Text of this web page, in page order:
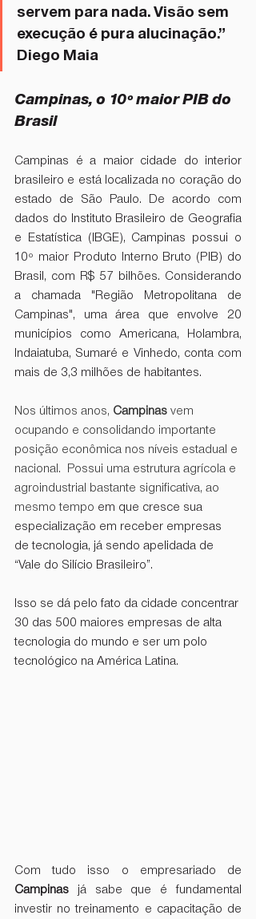
servem para nada. Visão sem
execução é pura alucinação.”
Diego Maia
Campinas, o 10º maior PIB do
Brasil
Campinas é a maior cidade do interior
brasileiro e está localizada no coração do
estado de São Paulo. De acordo com
dados do Instituto Brasileiro de Geografia
e Estatística (IBGE), Campinas possui o
10º maior Produto Interno Bruto (PIB) do
Brasil, com R$ 57 bilhões. Considerando
a chamada "Região Metropolitana de
Campinas", uma área que envolve 20
municípios como Americana, Holambra,
Indaiatuba, Sumaré e Vinhedo, conta com
mais de 3,3 milhões de habitantes.
Nos últimos anos, Campinas vem
ocupando e consolidando importante
posição econômica nos níveis estadual e
nacional.  Possui uma estrutura agrícola e
agroindustrial bastante significativa, ao
mesmo tempo em que cresce sua
especialização em receber empresas
de tecnologia, já sendo apelidada de
“Vale do Silício Brasileiro”.
Isso se dá pelo fato da cidade concentrar
30 das 500 maiores empresas de alta
tecnologia do mundo e ser um polo
tecnológico na América Latina.
Campinas já sabe que é fundamental
investir no treinamento e capacitação de